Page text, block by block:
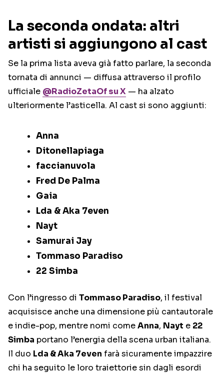
La seconda ondata: altri
artisti si aggiungono al cast
Se la prima lista aveva già fatto parlare, la seconda
tornata di annunci — diffusa attraverso il profilo
ufficiale @RadioZetaOf su X — ha alzato
ulteriormente l’asticella. Al cast si sono aggiunti:
Anna
Ditonellapiaga
faccianuvola
Fred De Palma
Gaia
Lda & Aka 7even
Nayt
Samurai Jay
Tommaso Paradiso
22 Simba
Con l’ingresso di Tommaso Paradiso, il festival
acquisisce anche una dimensione più cantautorale
e indie-pop, mentre nomi comeAnna, Nayt e 22
Simba portano l’energia della scena urban italiana.
Il duo Lda & Aka 7even farà sicuramente impazzire
chi ha seguito le loro traiettorie sin dagli esordi